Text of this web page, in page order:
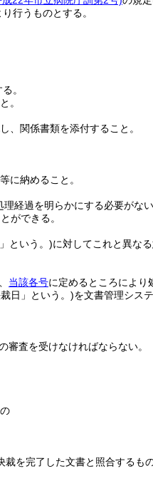
行うものとする。
。
。
、関係書類を添付すること。
に納めること。
経過を明らかにする必要がな
ができる。
という。)に対してこれと異な
当該各号に定めるところにより
日」という。)を文書管理シス
査を受けなければならない。
裁を完了した文書と照合するもの